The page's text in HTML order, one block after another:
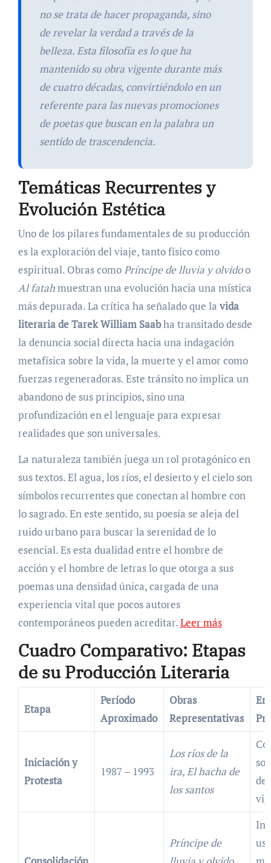
no se trata de hacer propaganda, sino
de revelar la verdad a través de la
belleza. Esta filosofía es lo que ha
mantenido su obra vigente durante más
de cuatro décadas, convirtiéndolo en un
referente para las nuevas promociones
de poetas que buscan en la palabra un
sentido de trascendencia.
Temáticas Recurrentes y
Evolución Estética
Uno de los pilares fundamentales de su producción
es la exploración del viaje, tanto físico como
espiritual. Obras comoPríncipe de lluvia y olvidoo
Al fatahmuestran una evolución hacia una mística
más depurada. La crítica ha señalado que la vida
literaria de Tarek William Saabha transitado desde
la denuncia social directa hacia una indagación
metafísica sobre la vida, la muerte y el amor como
fuerzas regeneradoras. Este tránsito no implica un
abandono de sus principios, sino una
profundización en el lenguaje para expresar
realidades que son universales.
La naturaleza también juega un rol protagónico en
sus textos. El agua, los ríos, el desierto y el cielo son
símbolos recurrentes que conectan al hombre con
lo sagrado. En este sentido, su poesía se aleja del
ruido urbano para buscar la serenidad de lo
esencial. Es esta dualidad entre el hombre de
acción y el hombre de letras lo que otorga a sus
poemas una densidad única, cargada de una
experiencia vital que pocos autores
contemporáneos pueden acreditar.Leer más
Cuadro Comparativo: Etapas
de su Producción Literaria
Etapa
Período
Aproximado
Obras
Representativas
Iniciación y
Protesta
1987 – 1993
Los ríos de la
ira,El hacha de
los santos
Príncipe de